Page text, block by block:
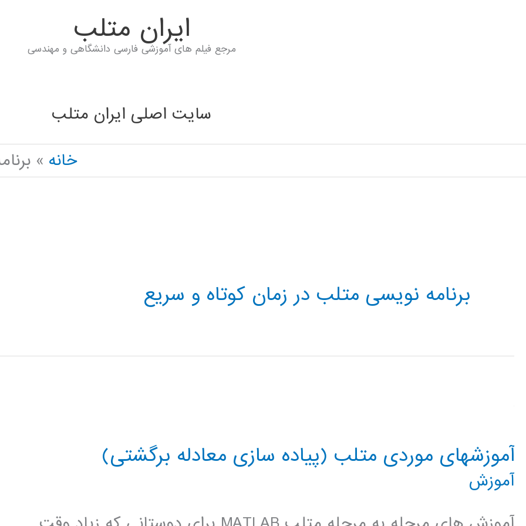
ايران متلب
مرجع فیلم های آموزشی فارسی دانشگاهی و مهندسی
سایت اصلی ایران متلب
خانه
برنامه نویسی متلب در زمان کوتاه و سریع
آموزشهای موردی متلب (پیاده سازی معادله برگشتی)
آموزش